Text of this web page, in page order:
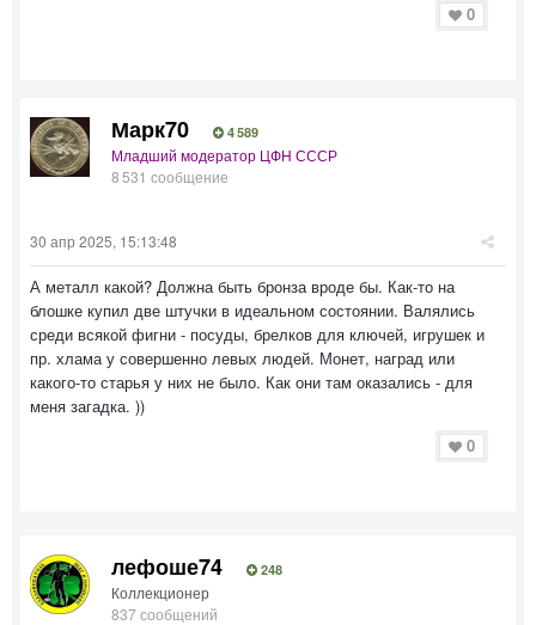
0
Марк70 4 589
Младший модератор ЦФН СССР
8 531 сообщение
30 апр 2025, 15:13:48
А металл какой? Должна быть бронза вроде бы. Как-то на
блошке купил две штучки в идеальном состоянии. Валялись
среди всякой фигни - посуды, брелков для ключей, игрушек и
пр. хлама у совершенно левых людей. Монет, наград или
какого-то старья у них не было. Как они там оказались - для
меня загадка. ))
0
лефоше74 248
Коллекционер
837 сообщений